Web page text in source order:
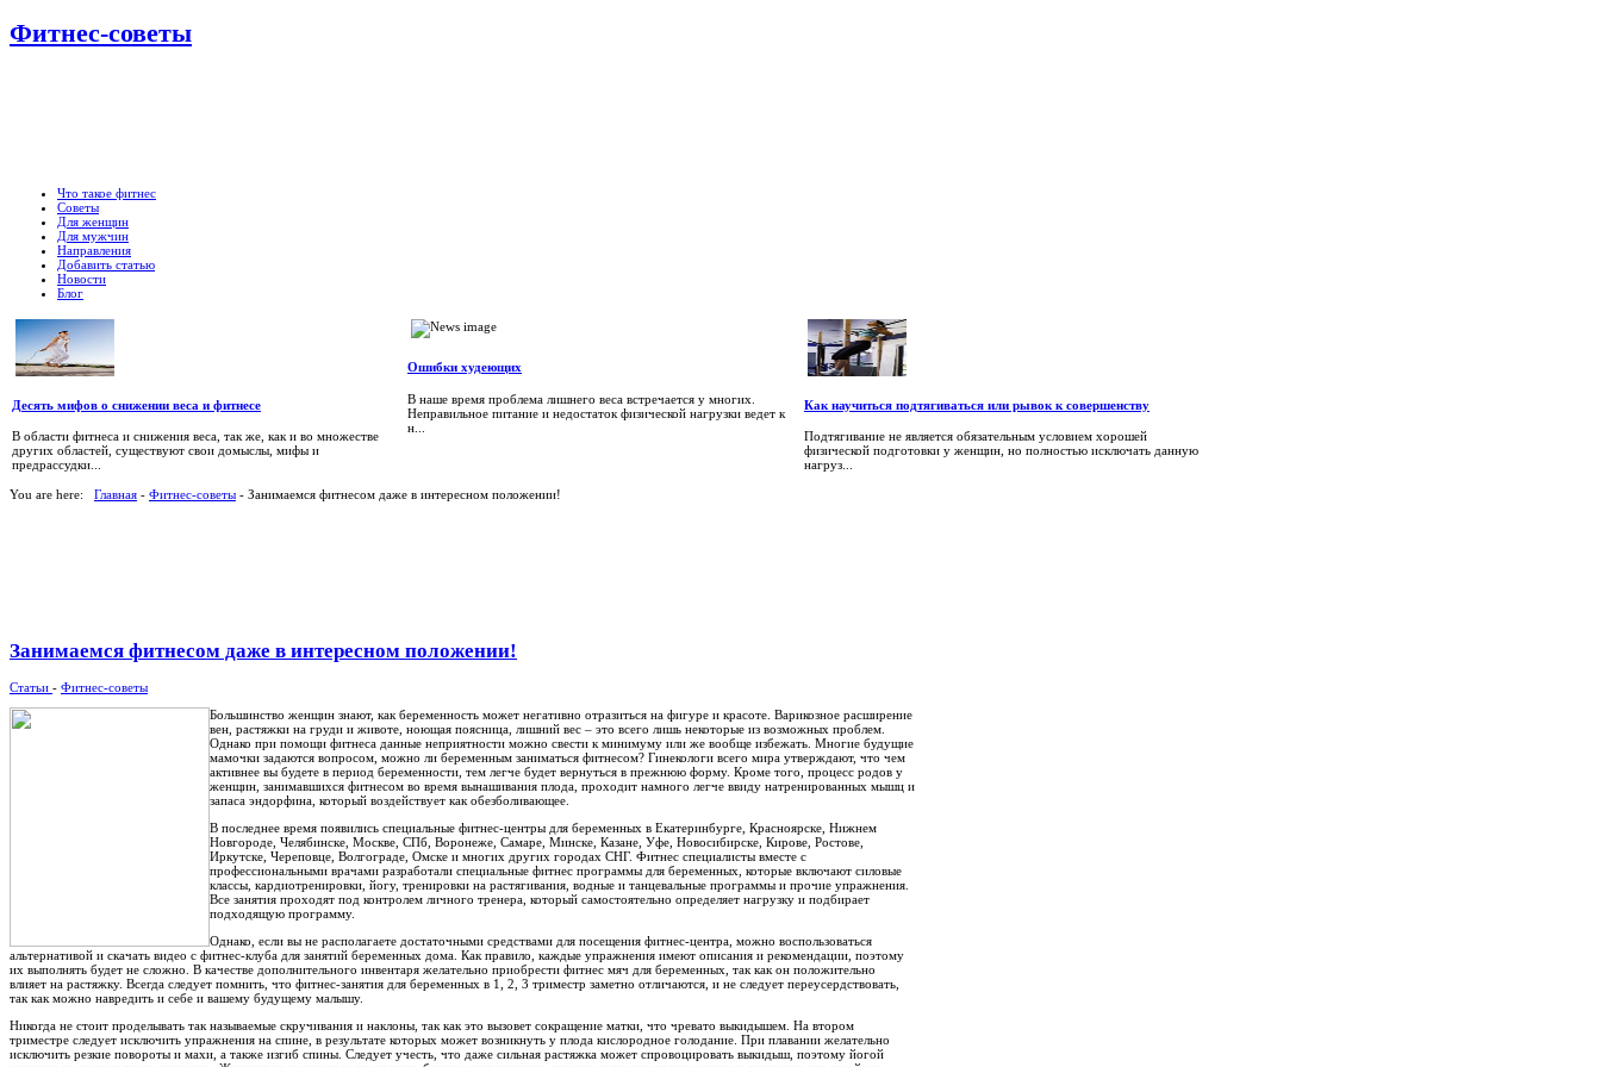
Фитнес-советы
Что такое фитнес
Советы
Для женщин
Для мужчин
Направления
Добавить статью
Новости
Блог
Десять мифов о снижении веса и фитнесе
В области фитнеса и снижения веса, так же, как и во множестве
других областей, существуют свои домыслы, мифы и
предрассудки...
Ошибки худеющих
В наше время проблема лишнего веса встречается у многих.
Неправильное питание и недостаток физической нагрузки ведет к
н...
Как научиться подтягиваться или рывок к совершенству
Подтягивание не является обязательным условием хорошей
физической подготовки у женщин, но полностью исключать данную
нагруз...
You are here: Главная - Фитнес-советы - Занимаемся фитнесом даже в интересном положении!
Занимаемся фитнесом даже в интересном положении!
Статьи - Фитнес-советы
Большинство женщин знают, как беременность может негативно отразиться на фигуре и красоте. Варикозное расширение
вен, растяжки на груди и животе, ноющая поясница, лишний вес – это всего лишь некоторые из возможных проблем.
Однако при помощи фитнеса данные неприятности можно свести к минимуму или же вообще избежать. Многие будущие
мамочки задаются вопросом, можно ли беременным заниматься фитнесом? Гинекологи всего мира утверждают, что чем
активнее вы будете в период беременности, тем легче будет вернуться в прежнюю форму. Кроме того, процесс родов у
женщин, занимавшихся фитнесом во время вынашивания плода, проходит намного легче ввиду натренированных мышц и
запаса эндорфина, который воздействует как обезболивающее.
В последнее время появились специальные фитнес-центры для беременных в Екатеринбурге, Красноярске, Нижнем
Новгороде, Челябинске, Москве, СПб, Воронеже, Самаре, Минске, Казане, Уфе, Новосибирске, Кирове, Ростове,
Иркутске, Череповце, Волгограде, Омске и многих других городах СНГ. Фитнес специалисты вместе с
профессиональными врачами разработали специальные фитнес программы для беременных, которые включают силовые
классы, кардиотренировки, йогу, тренировки на растягивания, водные и танцевальные программы и прочие упражнения.
Все занятия проходят под контролем личного тренера, который самостоятельно определяет нагрузку и подбирает
подходящую программу.
Однако, если вы не располагаете достаточными средствами для посещения фитнес-центра, можно воспользоваться
альтернативой и скачать видео с фитнес-клуба для занятий беременных дома. Как правило, каждые упражнения имеют описания и рекомендации, поэтому
их выполнять будет не сложно. В качестве дополнительного инвентаря желательно приобрести фитнес мяч для беременных, так как он положительно
влияет на растяжку. Всегда следует помнить, что фитнес-занятия для беременных в 1, 2, 3 триместр заметно отличаются, и не следует переусердствовать,
так как можно навредить и себе и вашему будущему малышу.
Никогда не стоит проделывать так называемые скручивания и наклоны, так как это вызовет сокращение матки, что чревато выкидышем. На втором
триместре следует исключить упражнения на спине, в результате которых может возникнуть у плода кислородное голодание. При плавании желательно
исключить резкие повороты и махи, а также изгиб спины. Следует учесть, что даже сильная растяжка может спровоцировать выкидыш, поэтому йогой